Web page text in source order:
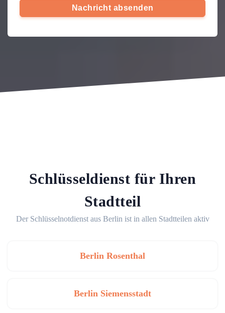
Nachricht absenden
Schlüsseldienst für Ihren
Stadtteil
Der Schlüsselnotdienst aus Berlin ist in allen Stadtteilen aktiv
Berlin Rosenthal
Berlin Siemensstadt